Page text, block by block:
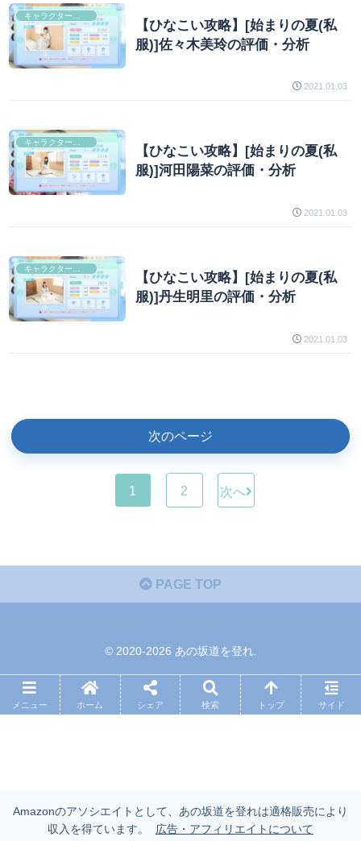
【ひなこい攻略】[始まりの夏(私
服)]佐々木美玲の評価・分析
2021.01.03
【ひなこい攻略】[始まりの夏(私
服)]河田陽菜の評価・分析
2021.01.03
【ひなこい攻略】[始まりの夏(私
服)]丹生明里の評価・分析
2021.01.03
次のページ
1 2 次へ
PAGE TOP
© 2020-2026 あの坂道を登れ.
メニュー ホーム シェア 検索 トップ サイド
Amazonのアソシエイトとして、あの坂道を登れは適格販売により
収入を得ています。
広告・アフィリエイトについて